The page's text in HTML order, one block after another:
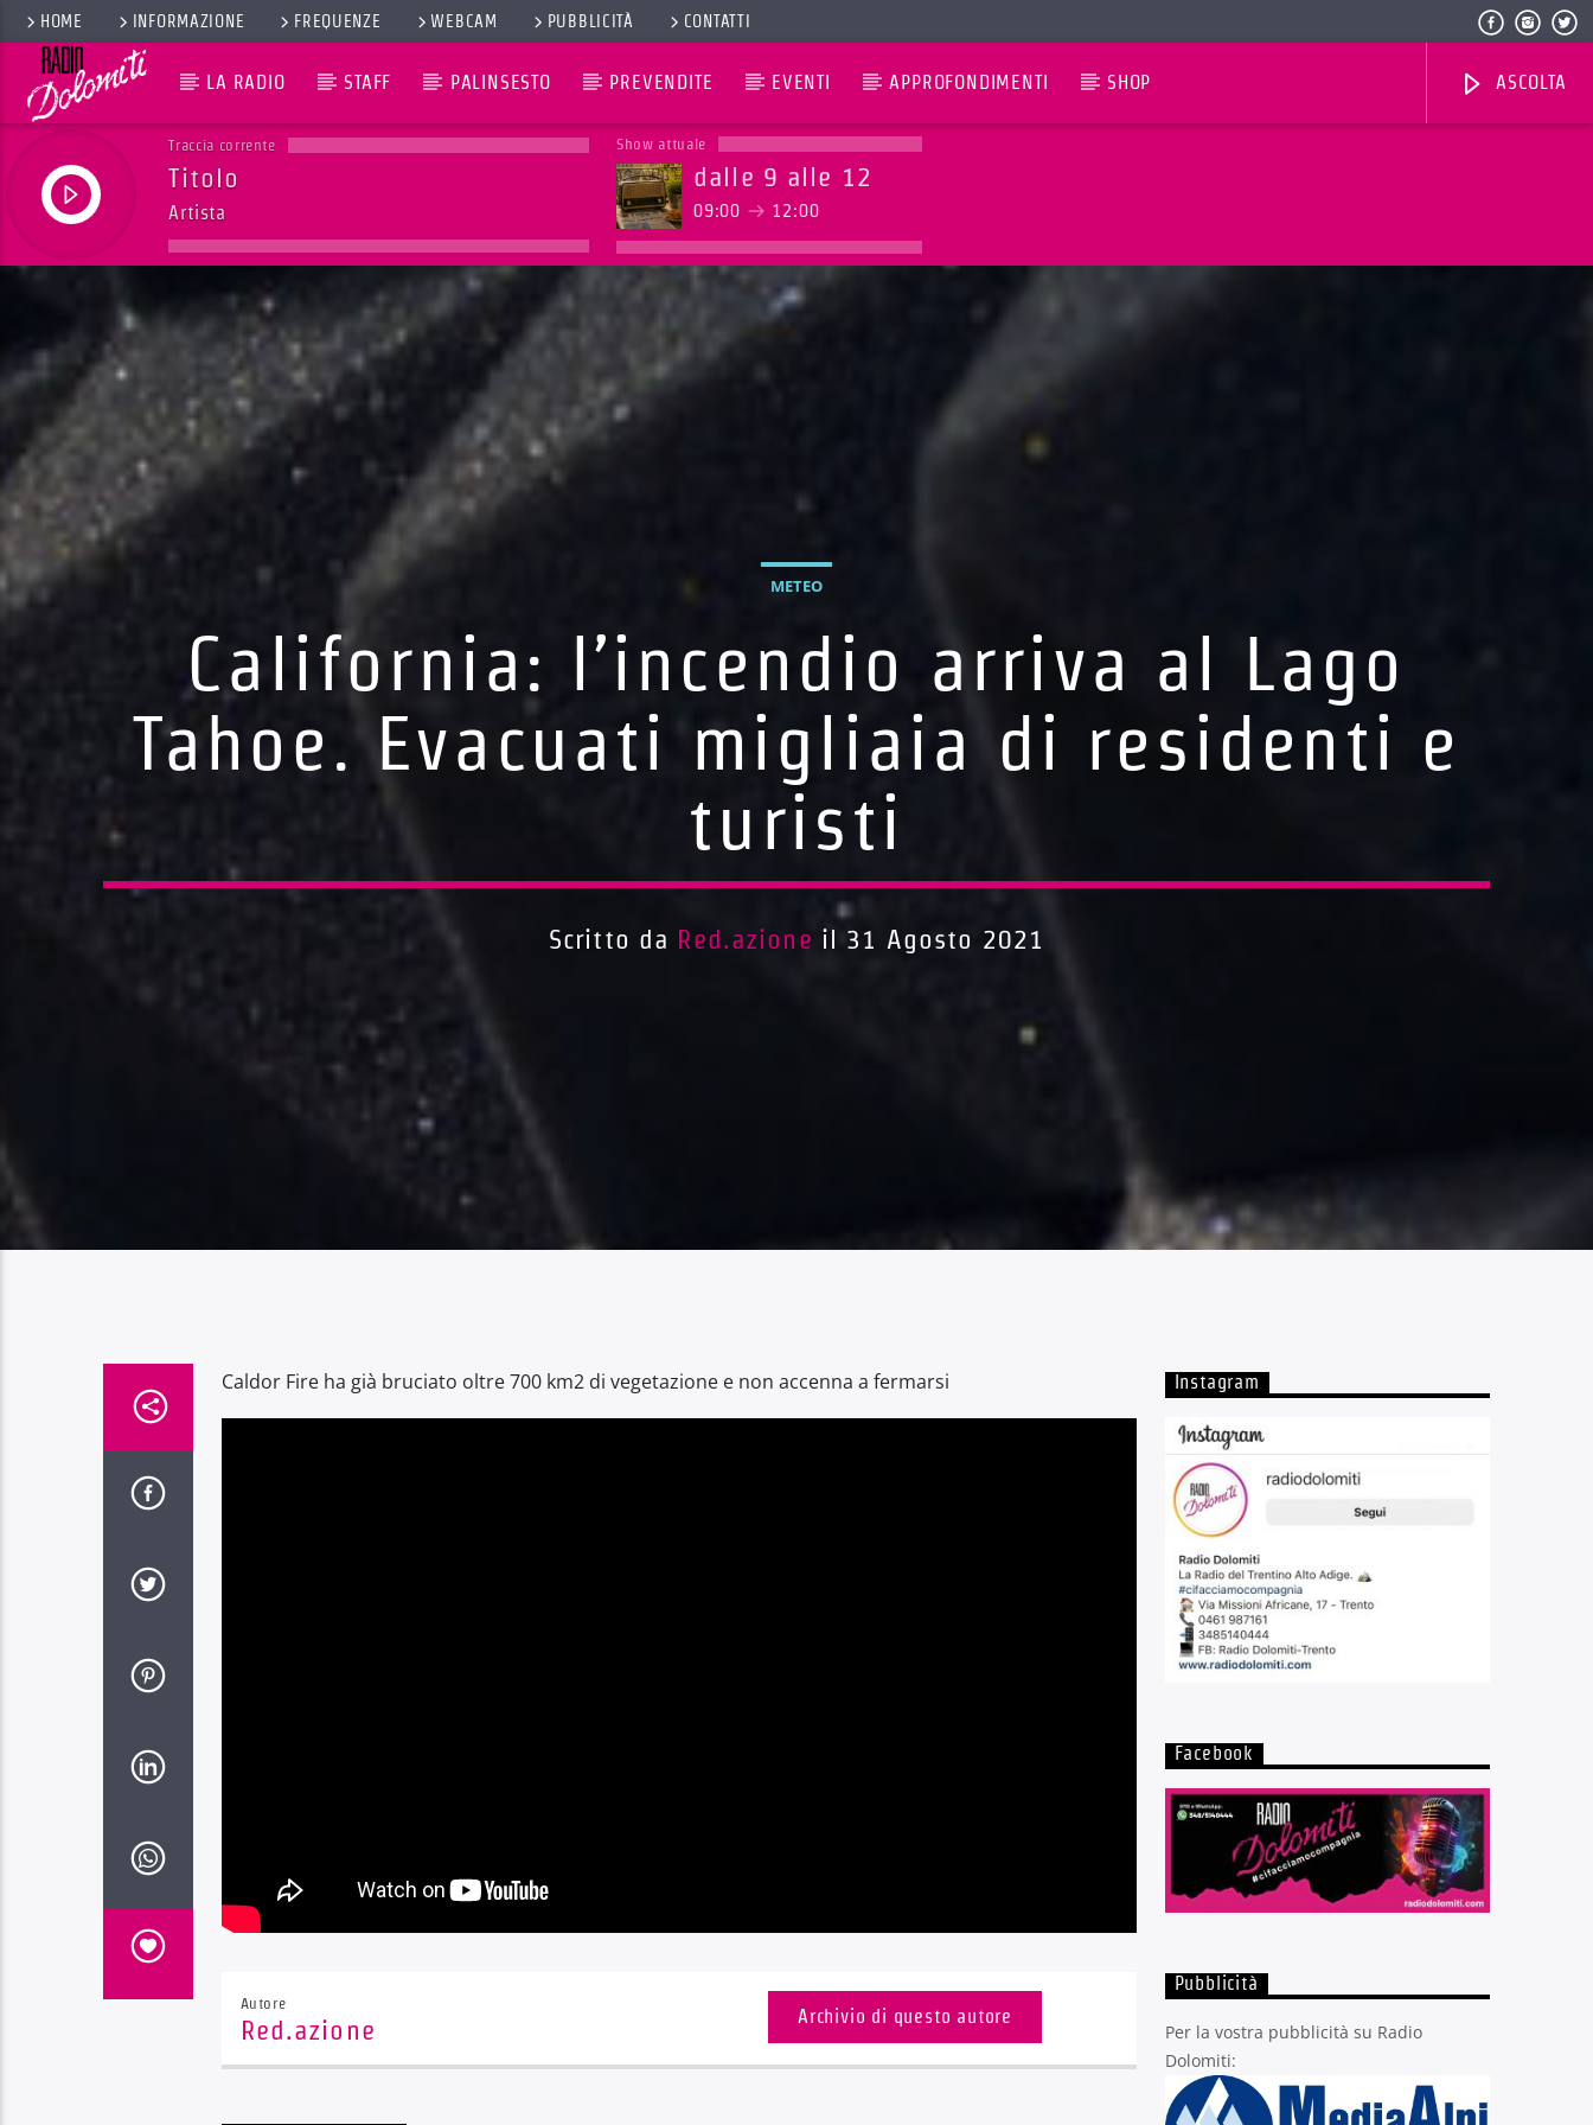
HOME INFORMAZIONE FREQUENZE WEBCAM PUBBLICITÀ CONTATTI
LA RADIO STAFF PALINSESTO PREVENDITE EVENTI APPROFONDIMENTI SHOP ASCOLTA
Traccia corrente
Titolo
Artista
Show attuale
dalle 9 alle 12
09:00 12:00
METEO
California: l’incendio arriva al Lago
Tahoe. Evacuati migliaia di residenti e
turisti
Scritto da Red.azione il 31 Agosto 2021
Caldor Fire ha già bruciato oltre 700 km2 di vegetazione e non accenna a fermarsi
Autore
Red.azione
Archivio di questo autore
Instagram
Facebook
Pubblicità
Per la vostra pubblicità su Radio
Dolomiti: